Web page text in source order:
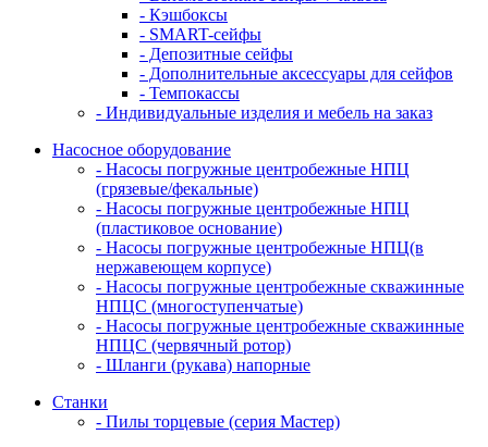
- Кэшбоксы
- SMART-сейфы
- Депозитные сейфы
- Дополнительные аксессуары для сейфов
- Темпокассы
- Индивидуальные изделия и мебель на заказ
Насосное оборудование
- Насосы погружные центробежные НПЦ
(грязевые/фекальные)
- Насосы погружные центробежные НПЦ
(пластиковое основание)
- Насосы погружные центробежные НПЦ(в
нержавеющем корпусе)
- Насосы погружные центробежные скважинные
НПЦС (многоступенчатые)
- Насосы погружные центробежные скважинные
НПЦС (червячный ротор)
- Шланги (рукава) напорные
Станки
- Пилы торцевые (серия Мастер)